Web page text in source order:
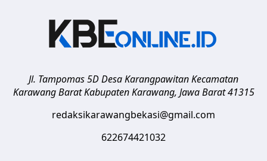
Jl. Tampomas 5D Desa Karangpawitan Kecamatan
Karawang Barat Kabupaten Karawang, Jawa Barat 41315
redaksikarawangbekasi@gmail.com
622674421032